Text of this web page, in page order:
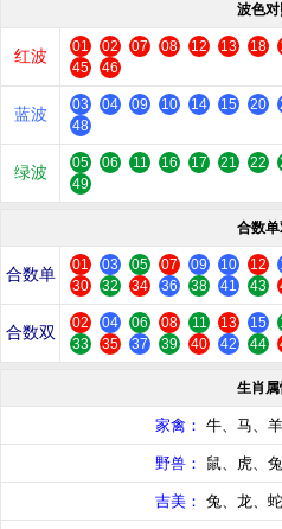
波色对
红波 01 02 07 08 12 13 18
45
46
蓝波 03 04 09 10 14 15 20
48
绿波 05 06 11 16 17 21 22
49
合数
合数单 01 03 05 07 09 10 12
30
32 34 36 38 41 43
合数双 02 04 06 08 11 13 15
33
35 37 39 40 42 44
生肖
家禽： 牛、马、
野兽： 鼠、虎、
吉美： 兔、龙、